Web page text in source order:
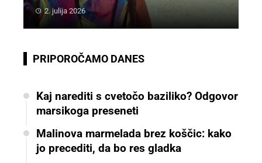
2. julija 2026
PRIPOROČAMO DANES
Kaj narediti s cvetočo baziliko? Odgovor
marsikoga preseneti
Malinova marmelada brez koščic: kako
jo precediti, da bo res gladka